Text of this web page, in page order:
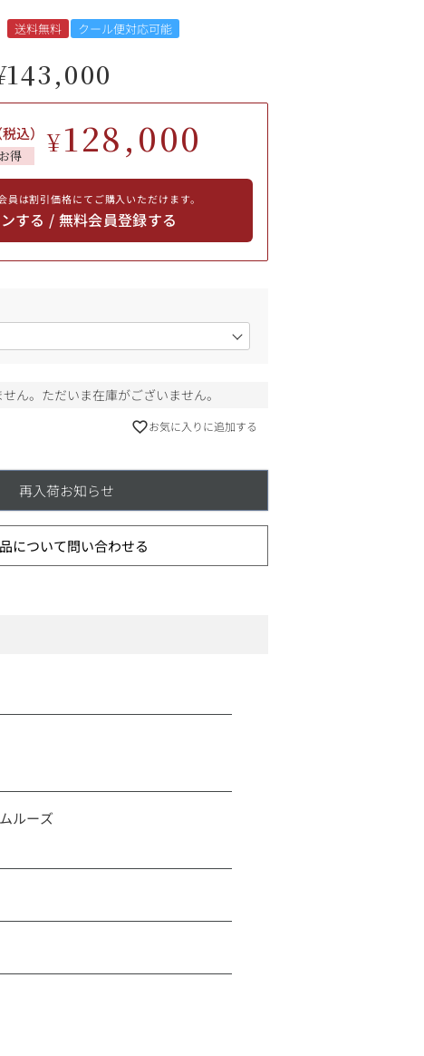
送料無料 クール便対応可能
143,000
込）
得 ¥128,000
員は割引価格にてご購入いただけます。
する / 無料会員登録する
ん。ただいま在庫がございません。
お気に入りに追加する
再入荷お知らせ
について問い合わせる
ルーズ